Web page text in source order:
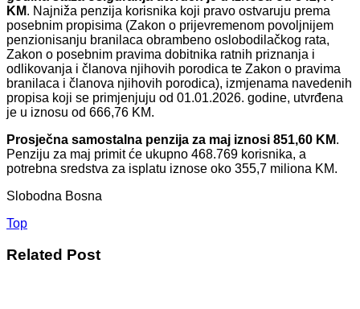
KM. Najniža penzija korisnika koji pravo ostvaruju prema
posebnim propisima (Zakon o prijevremenom povoljnijem
penzionisanju branilaca obrambeno oslobodilačkog rata,
Zakon o posebnim pravima dobitnika ratnih priznanja i
odlikovanja i članova njihovih porodica te Zakon o pravima
branilaca i članova njihovih porodica), izmjenama navedenih
propisa koji se primjenjuju od 01.01.2026. godine, utvrđena
je u iznosu od 666,76 KM.
Prosječna samostalna penzija za maj iznosi 851,60 KM.
Penziju za maj primit će ukupno 468.769 korisnika, a
potrebna sredstva za isplatu iznose oko 355,7 miliona KM.
Slobodna Bosna
Top
Related Post